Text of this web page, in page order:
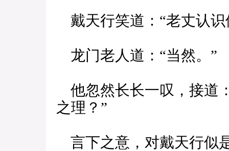
戴天行笑道：“老丈认识
龙门老人道：“当然。”
他忽然长长一叹，接道
之理？”
言下之意，对戴天行似